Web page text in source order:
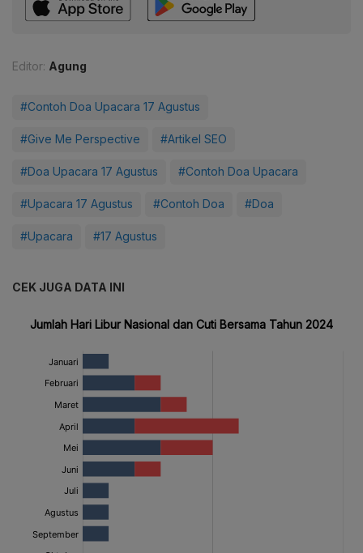
Editor: Agung
#Contoh Doa Upacara 17 Agustus
#Give Me Perspective #Artikel SEO
#Doa Upacara 17 Agustus #Contoh Doa Upacara
#Upacara 17 Agustus #Contoh Doa #Doa
#Upacara #17 Agustus
CEK JUGA DATA INI